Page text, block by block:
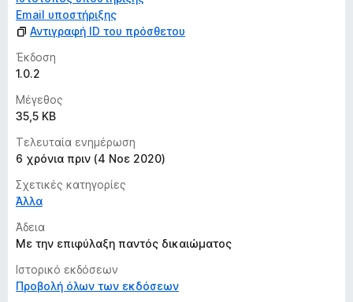
Email υποστήριξης
Αντιγραφή ID του πρόσθετου
Έκδοση
1.0.2
Μέγεθος
35,5 KB
Τελευταία ενημέρωση
6 χρόνια πριν (4 Νοε 2020)
Σχετικές κατηγορίες
Άλλα
Άδεια
Με την επιφύλαξη παντός δικαιώματος
Ιστορικό εκδόσεων
Προβολή όλων των εκδόσεων